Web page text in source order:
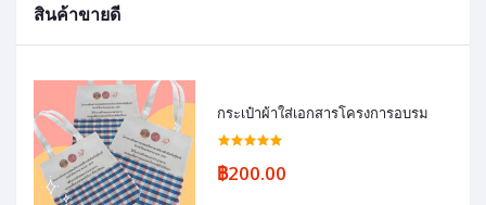
สินค้าขายดี
กระเป๋าผ้าใส่เอกสารโครงการอบรม
฿200.00